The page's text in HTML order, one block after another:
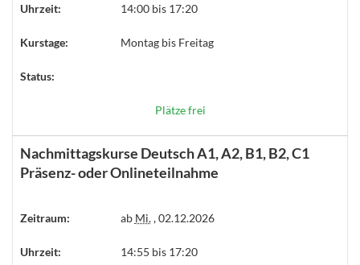
Uhrzeit: 14:00 bis 17:20
Kurstage: Montag bis Freitag
Status:
Plätze frei
Nachmittagskurse Deutsch A1, A2, B1, B2, C1
Präsenz- oder Onlineteilnahme
Zeitraum: ab Mi., 02.12.2026
Uhrzeit: 14:55 bis 17:20